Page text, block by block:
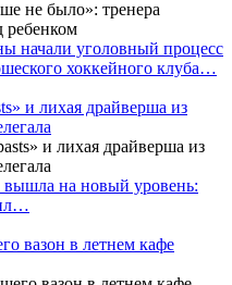
начали уголовный процесс
хоккейного клуба…
и лихая драйверша из
вышла на новый уровень:
вазон в летнем кафе